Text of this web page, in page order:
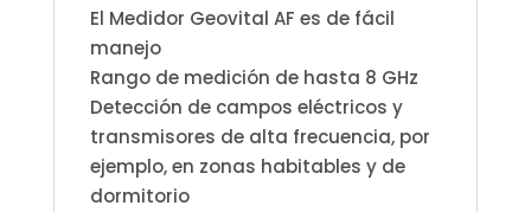
El Medidor Geovital AF es de fácil
manejo
Rango de medición de hasta 8 GHz
Detección de campos eléctricos y
transmisores de alta frecuencia, por
ejemplo, en zonas habitables y de
dormitorio